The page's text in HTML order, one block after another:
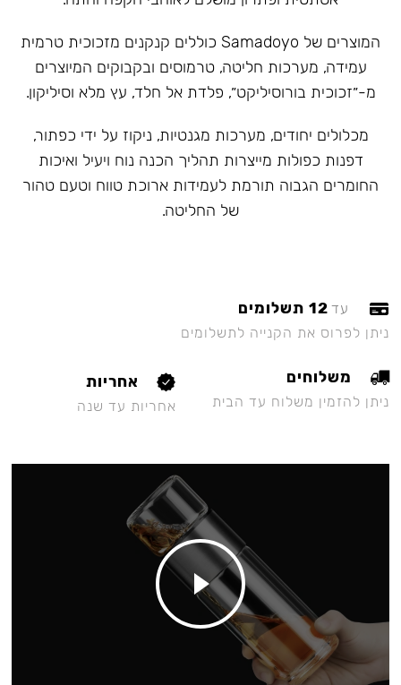
המוצרים של Samadoyo כוללים קנקנים מזכוכית טרמית
עמידה, מערכות חליטה, טרמוסים ובקבוקים המיוצרים
מ-״זכוכית בורוסיליקט״, פלדת אל חלד, עץ מלא וסיליקון.
מכלולים יחודים, מערכות מגנטיות, ניקוז על ידי כפתור,
דפנות כפולות מייצרות תהליך הכנה נוח ויעיל ואיכות
החומרים הגבוה תורמת לעמידות ארוכת טווח וטעם טהור
של החליטה.
עד 12 תשלומים
ניתן לפרוס את הקנייה לתשלומים
משלוחים
ניתן להזמין משלוח עד הבית
אחריות
אחריות עד שנה